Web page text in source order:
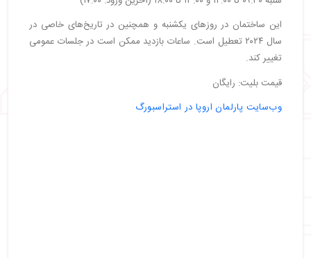
این ساختمان در روزهای یکشنبه و همچنین در تاریخ‌های خاصی در
سال ۲۰۲۴ تعطیل است. ساعات بازدید ممکن است در جلسات عمومی
تغییر کند.
قیمت بلیت: رایگان
وب‌سایت پارلمان اروپا در استراسبورگ